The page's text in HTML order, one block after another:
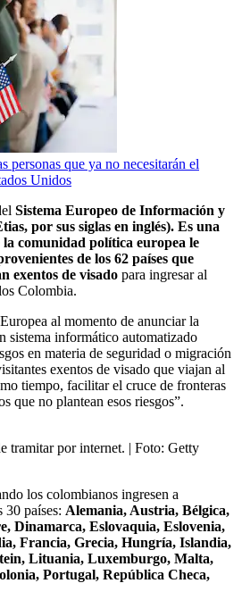
personas que ya no necesitarán el
Unidos
Sistema Europeo de Información y
por sus siglas en inglés). Es una
comunidad política europea le
de los 62 países que
exentos de visado para ingresar al
Colombia.
al momento de anunciar la
sistema informático automatizado
en materia de seguridad o migración
exentos de visado que viajan al
tiempo, facilitar el cruce de fronteras
que no plantean esos riesgos”.
tramitar por internet. | Foto: Getty
los colombianos ingresen a
30 países: Alemania, Austria, Bélgica,
Dinamarca, Eslovaquia, Eslovenia,
Francia, Grecia, Hungría, Islandia,
Lituania, Luxemburgo, Malta,
Portugal, República Checa,